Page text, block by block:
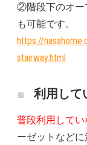
②階段下のオー
も可能です。
https://
stairway.html
利用して
普段利用してい
ーゼットなどに